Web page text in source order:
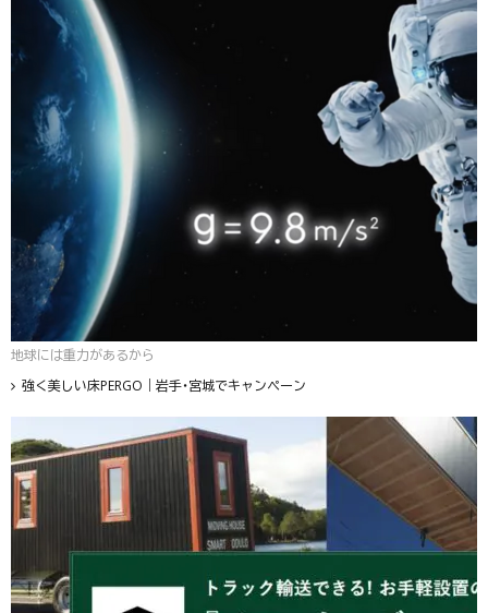
地球には重力があるから
強く美しい床PERGO｜岩手・宮城でキャンペーン